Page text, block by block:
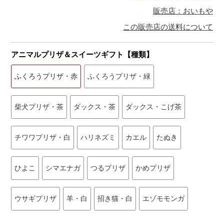
販売店：おいもや
この販売店の送料について
アニマルプリザ＆スイーツギフト【種類】
ふくろうプリザ・赤 ふくろうプリザ・緑
柴犬プリザ・茶 ダックス・茶 ダックス・こげ茶
チワワプリザ・白 ハリネズミ カエル たぬき
ひよこ シマエナガ つるプリザ かめプリザ
ウサギプリザ 羊・白 招き猫・白 エゾモモンガ